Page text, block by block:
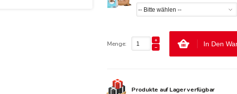
Menge: In Den
Produkte auf Lager verfügbar